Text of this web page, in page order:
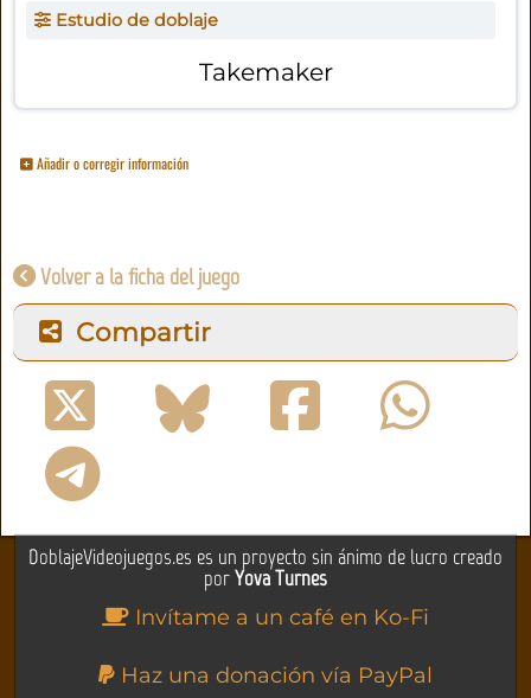
Estudio de doblaje
Takemaker
Añadir o corregir información
Volver a la ficha del juego
Compartir
DoblajeVideojuegos.es es un proyecto sin ánimo de lucro creado
porYova Turnes
Invítame a un café en Ko-Fi
Haz una donación vía PayPal